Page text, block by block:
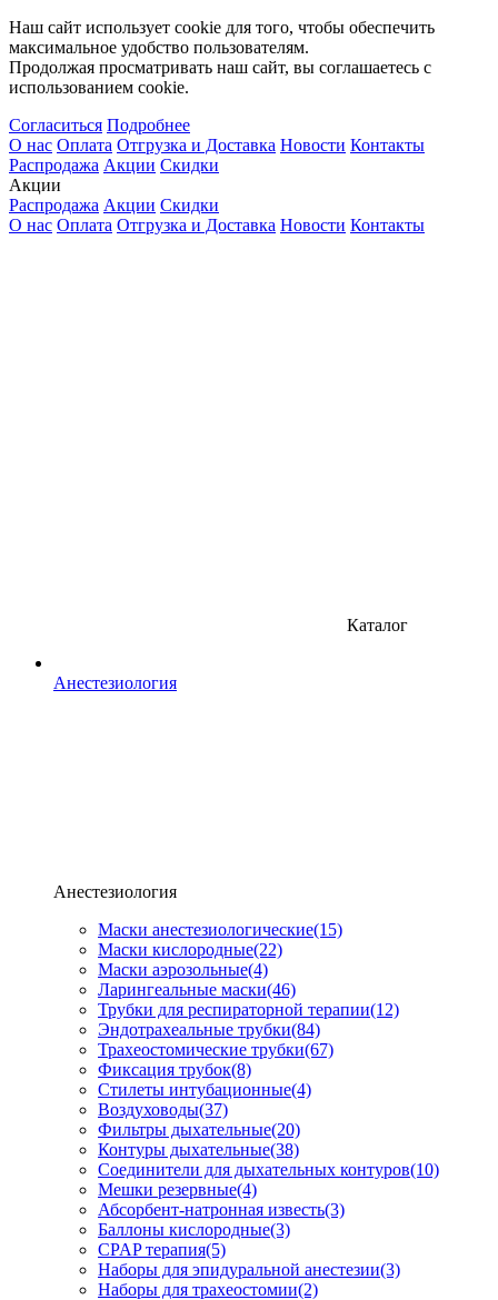
Наш сайт использует cookie для того, чтобы обеспечить
максимальное удобство пользователям.
Продолжая просматривать наш сайт, вы соглашаетесь с
использованием cookie.
Согласиться Подробнее
О нас Оплата Отгрузка и Доставка Новости Контакты
Распродажа Акции Скидки
Акции
Распродажа Акции Скидки
О нас Оплата Отгрузка и Доставка Новости Контакты
Каталог
Анестезиология
Анестезиология
Маски анестезиологические(15)
Маски кислородные(22)
Маски аэрозольные(4)
Ларингеальные маски(46)
Трубки для респираторной терапии(12)
Эндотрахеальные трубки(84)
Трахеостомические трубки(67)
Фиксация трубок(8)
Стилеты интубационные(4)
Воздуховоды(37)
Фильтры дыхательные(20)
Контуры дыхательные(38)
Соединители для дыхательных контуров(10)
Мешки резервные(4)
Абсорбент-натронная известь(3)
Баллоны кислородные(3)
CPAP терапия(5)
Наборы для эпидуральной анестезии(3)
Наборы для трахеостомии(2)